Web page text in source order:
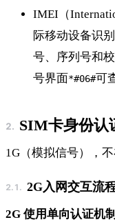
IMEI（
际移动设备识
号、序列号和
号界面*#06#可
SIM卡身份认
1G（模拟信号），不
2G入网交互流
2G 使用单向认证机